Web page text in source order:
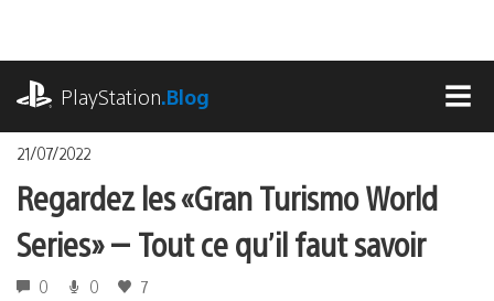
contenu
PlayStation.Blog
21/07/2022
Regardez les « Gran Turismo World
Series » — Tout ce qu’il faut savoir
0 0 7